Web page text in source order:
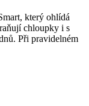
který ohlídá
chloupky i s
Při pravidelném